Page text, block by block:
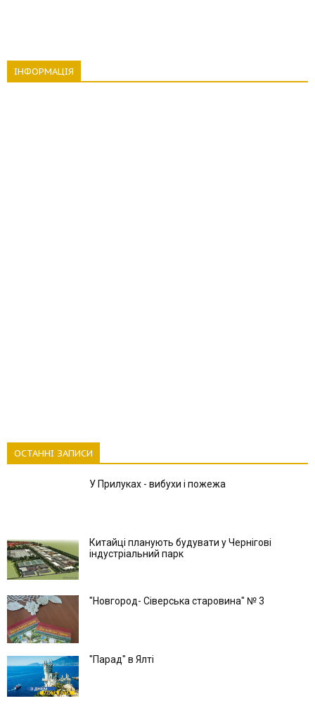
ІНФОРМАЦІЯ
ОСТАННІ ЗАПИСИ
У Прилуках - вибухи і пожежа
Китайці планують будувати у Чернігові
індустріальний парк
"Новгород- Сіверська старовина" № 3
"Парад" в Ялті